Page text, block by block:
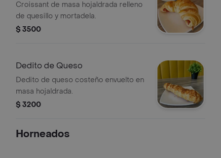
Croissant de masa hojaldrada relleno
de quesillo y mortadela.
$ 3500
Dedito de Queso
Dedito de queso costeño envuelto en
masa hojaldrada.
$ 3200
Horneados